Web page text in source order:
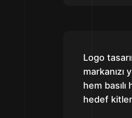
Logo
markanızı
hem
hedef